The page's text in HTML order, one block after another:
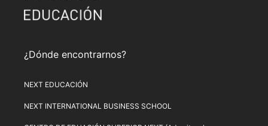
¿Dónde encontrarnos?
NEXT EDUCACIÓN
NEXT INTERNATIONAL BUSINESS SCHOOL